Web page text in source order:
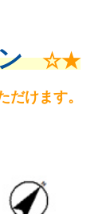
☆★
けます。